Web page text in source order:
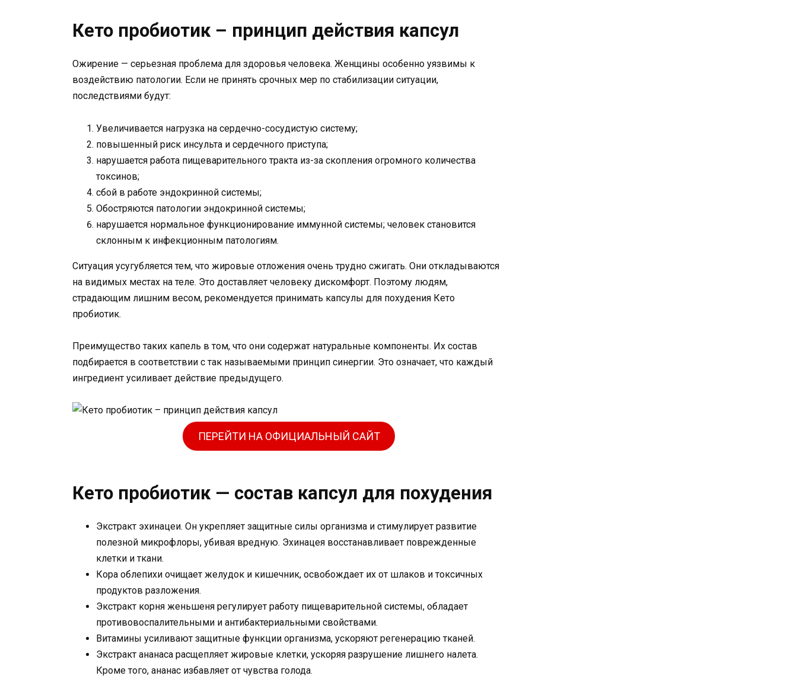
Кето пробиотик – принцип действия капсул
Ожирение — серьезная проблема для здоровья человека. Женщины особенно уязвимы к
воздействию патологии. Если не принять срочных мер по стабилизации ситуации,
последствиями будут:
Увеличивается нагрузка на сердечно-сосудистую систему;
повышенный риск инсульта и сердечного приступа;
нарушается работа пищеварительного тракта из-за скопления огромного количества
токсинов;
сбой в работе эндокринной системы;
Обостряются патологии эндокринной системы;
нарушается нормальное функционирование иммунной системы; человек становится
склонным к инфекционным патологиям.
Ситуация усугубляется тем, что жировые отложения очень трудно сжигать. Они откладываются
на видимых местах на теле. Это доставляет человеку дискомфорт. Поэтому людям,
страдающим лишним весом, рекомендуется принимать капсулы для похудения Кето
пробиотик.
Преимущество таких капель в том, что они содержат натуральные компоненты. Их состав
подбирается в соответствии с так называемыми принцип синергии. Это означает, что каждый
ингредиент усиливает действие предыдущего.
ПЕРЕЙТИ НА ОФИЦИАЛЬНЫЙ САЙТ
Кето пробиотик — состав капсул для похудения
Экстракт эхинацеи. Он укрепляет защитные силы организма и стимулирует развитие
полезной микрофлоры, убивая вредную. Эхинацея восстанавливает поврежденные
клетки и ткани.
Кора облепихи очищает желудок и кишечник, освобождает их от шлаков и токсичных
продуктов разложения.
Экстракт корня женьшеня регулирует работу пищеварительной системы, обладает
противовоспалительными и антибактериальными свойствами.
Витамины усиливают защитные функции организма, ускоряют регенерацию тканей.
Экстракт ананаса расщепляет жировые клетки, ускоряя разрушение лишнего налета.
Кроме того, ананас избавляет от чувства голода.